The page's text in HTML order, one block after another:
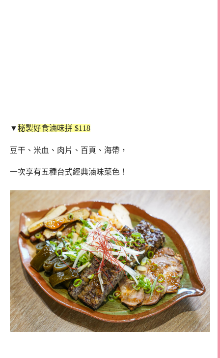
▼秘製好食滷味拼 $118
豆干、米血、肉片、百頁、海帶，
一次享有五種台式經典滷味菜色！